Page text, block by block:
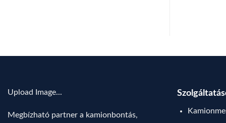
Upload Image...
Megbízható partner a kamionbontás,